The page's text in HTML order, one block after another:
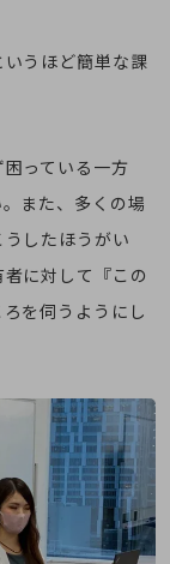
うほど簡単な課
っている一方
また、多くの場
したほうがい
に対して『この
を伺うようにし